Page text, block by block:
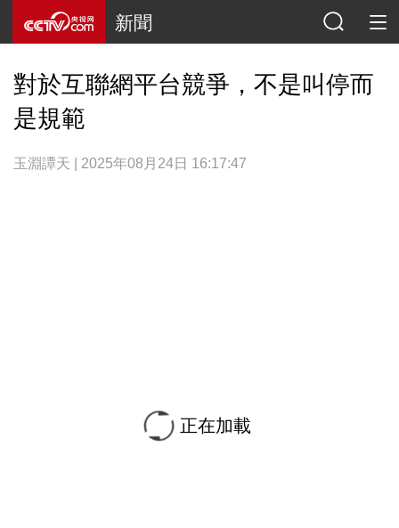
新聞
對於互聯網平台競爭，不是叫停而
是規範
玉淵譚天 | 2025年08月24日 16:17:47
正在加載